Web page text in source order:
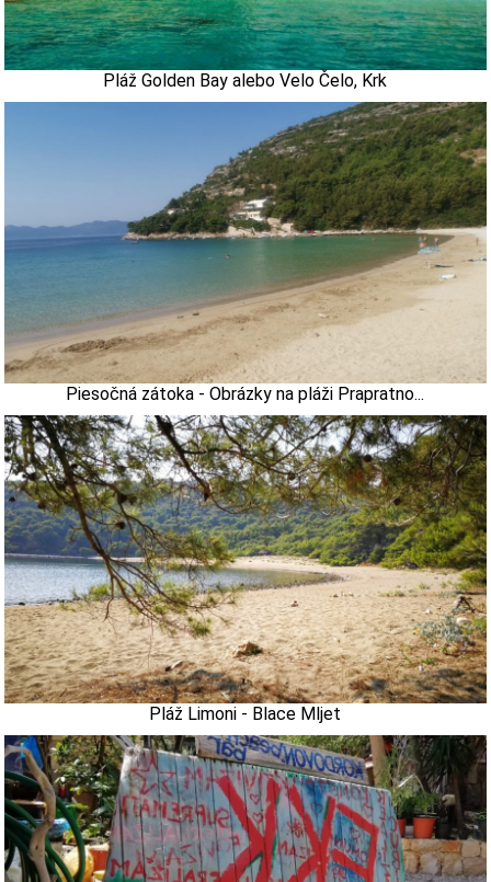
Pláž Golden Bay alebo Velo Čelo, Krk
Piesočná zátoka - Obrázky na pláži Prapratno...
Pláž Limoni - Blace Mljet